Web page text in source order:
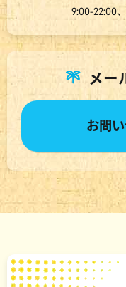
9:00-22:00
メー
お問